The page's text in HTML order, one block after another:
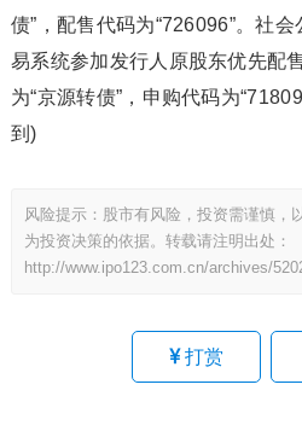
债”，配售代码为“726096”。社
易系统参加发行人原股东优先配
为“京源转债”，申购代码为
到)
风险提示：股市有风险，投资需谨慎，
为投资决策的依据。转载请注明出处：
http://www.ipo123.com.cn/archives/
打赏